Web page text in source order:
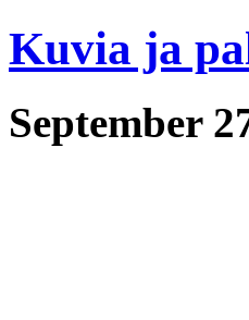
Kuvia ja
September